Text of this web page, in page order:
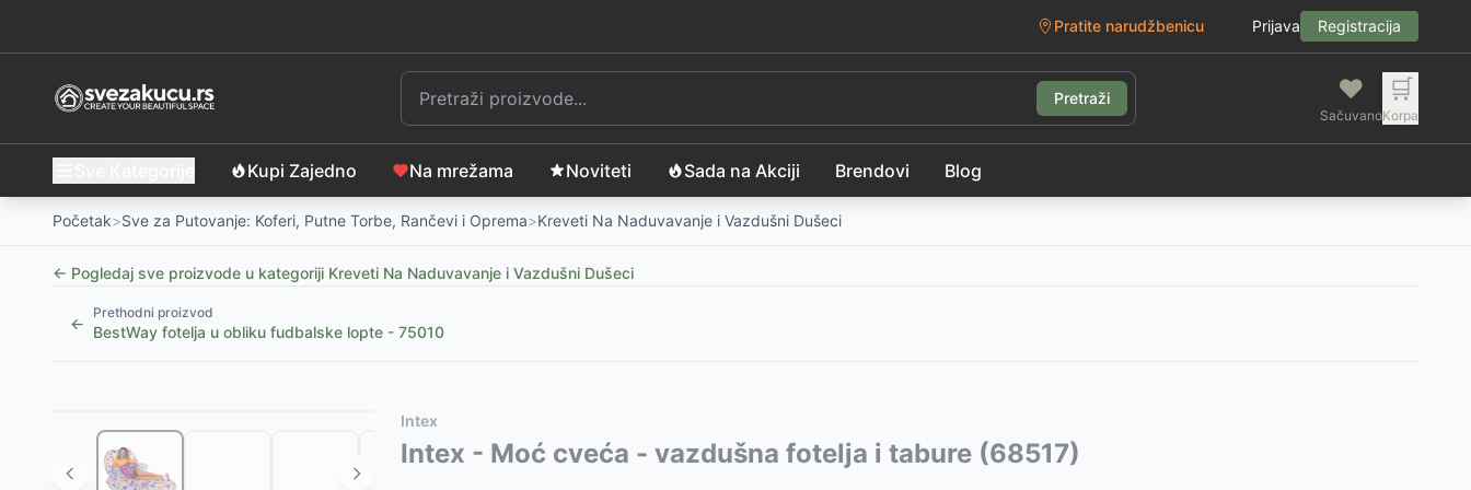
Pratite narudžbenicu Prijava Registracija
Pretraži ❤️
Sačuvano
🛒
Korpa
Kupi Zajedno Na mrežama Noviteti Sada na Akciji Brendovi Blog
Početak>Sve za Putovanje: Koferi, Putne Torbe, Rančevi i Oprema>Kreveti Na Naduvavanje i Vazdušni Dušeci
← Pogledaj sve proizvode u kategoriji Kreveti Na Naduvavanje i Vazdušni Dušeci
←
Prethodni proizvod
BestWay fotelja u obliku fudbalske lopte - 75010
INTEX Empire fotelja na naduvavanje, 112 x 109 x 69 cm-4235RSD
Vazdušni krevet za 2 osobe sa CoilBeam konstrukcijom, 203x152x22 cm
Ovaj proizvod nije dostupan, pogledajte slične proizvode:
Vazdušni Krevet Colossus GL-750
1990
Intex
Intex - Moć cveća - vazdušna fotelja i tabure (68517)